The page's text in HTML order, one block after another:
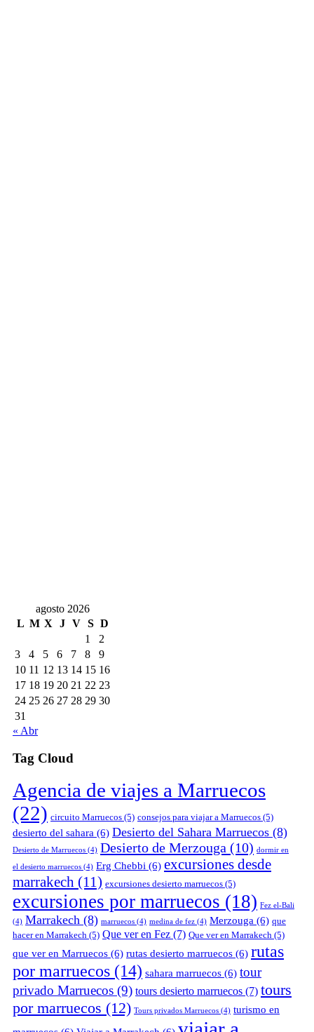
agosto 2026
L M X J V S D
1
2
3
4 5 6 7 8
9
10 11 12 13 14 15 16
17 18 19 20 21 22 23
24 25 26 27 28 29 30
31
« Abr
Tag Cloud
Agencia de viajes a Marruecos
(22) circuito Marruecos (5) consejos para viajar a Marruecos (5)
desierto del sahara (6) Desierto del Sahara Marruecos (8)
Desierto de Marruecos (4) Desierto de Merzouga (10) dormir en
el desierto marruecos (4) Erg Chebbi (6) excursiones desde
marrakech (11) excursiones desierto marruecos (5)
excursiones por marruecos (18) Fez el-Bali
(4) Marrakech (8) marruecos (4) medina de fez (4) Merzouga (6) que
hacer en Marrakech (5) Que ver en Fez (7) Que ver en Marrakech (5)
que ver en Marruecos (6) rutas desierto marruecos (6) rutas
por marruecos (14) sahara marruecos (6) tour
privado Marruecos (9) tours desierto marruecos (7) tours
por marruecos (12) Tours privados Marruecos (4) turismo en